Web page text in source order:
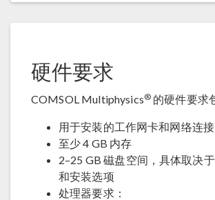
硬件要求
COMSOL Multiphysics® 的硬件要求
用于安装的工作网卡和网络连接
至少 4 GB 内存
2–25 GB 磁盘空间，具体取决
和安装选项
处理器要求：